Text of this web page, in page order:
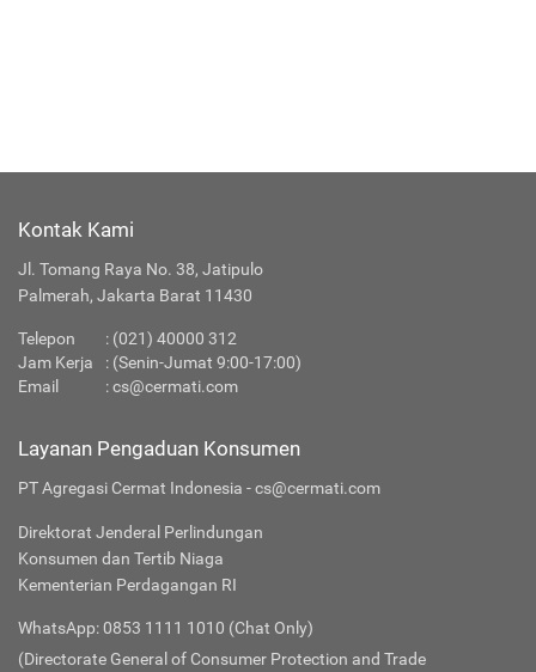
Kontak Kami
Jl. Tomang Raya No. 38, Jatipulo
Palmerah, Jakarta Barat 11430
Telepon : (021) 40000 312
Jam Kerja
: (Senin-Jumat 9:00-17:00)
Email
:cs@cermati.com
Layanan Pengaduan Konsumen
PT Agregasi Cermat Indonesia - cs@cermati.com
Direktorat Jenderal Perlindungan
Konsumen dan Tertib Niaga
Kementerian Perdagangan RI
WhatsApp: 0853 1111 1010 (Chat Only)
(Directorate General of Consumer Protection and Trade